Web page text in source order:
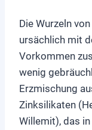
Die Wurzeln
ursächlich mit
Vorkommen
wenig
Erzmischung
Zinksilikaten
Willemit), das